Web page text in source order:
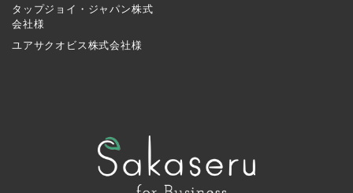
タップジョイ・ジャパン株式
会社様
ユアサクオビス株式会社様